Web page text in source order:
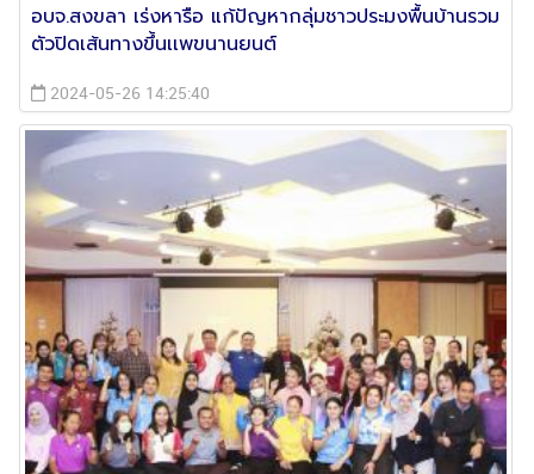
อบจ.สงขลา เร่งหารือ แก้ปัญหากลุ่มชาวประมงพื้นบ้านรวม
ตัวปิดเส้นทางขึ้นเเพขนานยนต์
2024-05-26 14:25:40